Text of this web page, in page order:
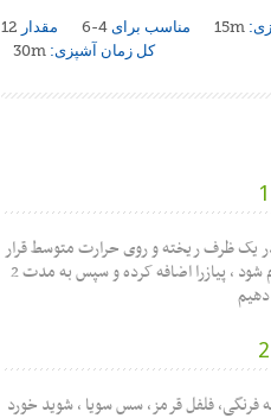
مقدار 12 مناسب برای 4-6 15m
کل زمان آشپزی: 30m
یک ظرف ریخته و روی حرارت متوسط قرار
می دهیم تا گرم شود ، پیازرا اضافه کرده و سپس به مدت 2
فلفل قرمز، سس سویا ، شوید خورد